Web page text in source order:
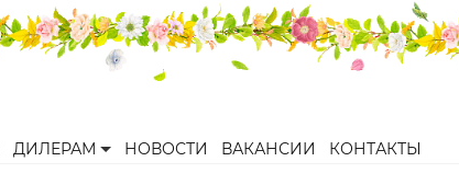
ДИЛЕРАМ НОВОСТИ ВАКАНСИИ КОНТАКТЫ